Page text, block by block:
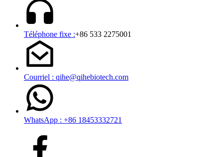
Téléphone fixe :+86 533 2275001
Courriel : qihe@qihebiotech.com
WhatsApp : +86 18453332721